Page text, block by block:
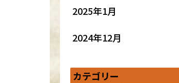
2025年1月
2024年12月
カテゴリー